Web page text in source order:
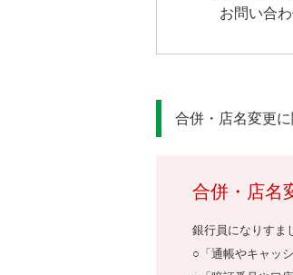
お問い合
合併・店名変更
合併・店名
銀行員になりすま
○「通帳やキャッ